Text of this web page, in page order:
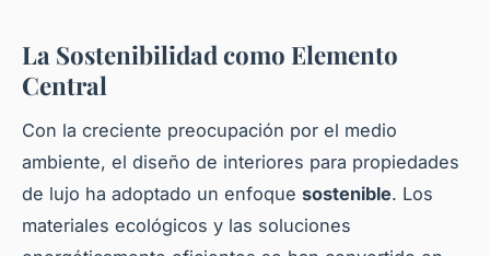
La Sostenibilidad como Elemento
Central
Con la creciente preocupación por el medio
ambiente, el diseño de interiores para propiedades
de lujo ha adoptado un enfoque sostenible. Los
materiales ecológicos y las soluciones